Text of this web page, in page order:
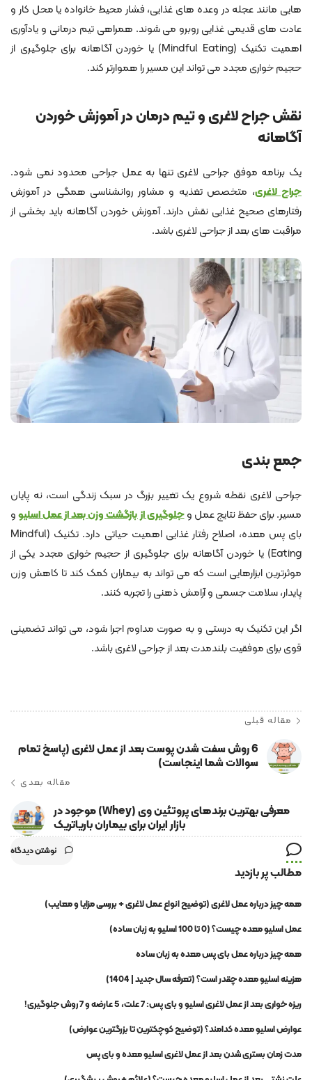
هایی مانند عجله در وعده های غذایی، فشار محیط خانواده یا محل کار و
عادت های قدیمی غذایی روبرو می شوند. همراهی تیم درمانی و یادآوری
اهمیت تکنیک (Mindful Eating) یا خوردن آگاهانه برای جلوگیری از
حجیم خواری مجدد می تواند این مسیر را هموارتر کند.
نقش جراح لاغری و تیم درمان در آموزش خوردن
آگاهانه
یک برنامه موفق جراحی لاغری تنها به عمل جراحی محدود نمی شود.
جراح لاغری، متخصص تغذیه و مشاور روانشناسی همگی در آموزش
رفتارهای صحیح غذایی نقش دارند. آموزش خوردن آگاهانه باید بخشی از
مراقبت های بعد از جراحی لاغری باشد.
جمع بندی
جراحی لاغری نقطه شروع یک تغییر بزرگ در سبک زندگی است، نه پایان
مسیر. برای حفظ نتایج عمل وجلوگیری از بازگشت وزن بعد از عمل اسلیوو
بای پس معده، اصلاح رفتار غذایی اهمیت حیاتی دارد. تکنیک (Mindful
Eating) یا خوردن آگاهانه برای جلوگیری از حجیم خواری مجدد یکی از
موثرترین ابزارهایی است که می تواند به بیماران کمک کند تا کاهش وزن
پایدار، سلامت جسمی و آرامش ذهنی را تجربه کنند.
اگر این تکنیک به درستی و به صورت مداوم اجرا شود، می تواند تضمینی
قوی برای موفقیت بلندمدت بعد از جراحی لاغری باشد.
مقاله قبلی
6 روش سفت شدن پوست بعد از عمل لاغری (پاسخ تمام
سوالات شما اینجاست)
مقاله بعدی
معرفی بهترین برندهای پروتئین وی (Whey) موجود در
بازار ایران برای بیماران باریاتریک
نوشتن دیدگاه
مطالب پر بازدید
همه چیز درباره عمل لاغری (توضیح انواع عمل لاغری + بررسی مزایا و معایب)
عمل اسلیو معده چیست؟ (0 تا 100 اسلیو به زبان ساده)
همه چیز درباره عمل بای پس معده به زبان ساده
هزینه اسلیو معده چقدر است؟ (تعرفه سال جدید | 1404)
ریزه خواری بعد از عمل لاغری اسلیو و بای پس: 7 علت، 5 عارضه و 7 روش جلوگیری!
عوارض اسلیو معده کدامند؟ (توضیح کوچکترین تا بزرگترین عوارض)
مدت زمان بستری شدن بعد از عمل لاغری اسلیو معده و بای پس